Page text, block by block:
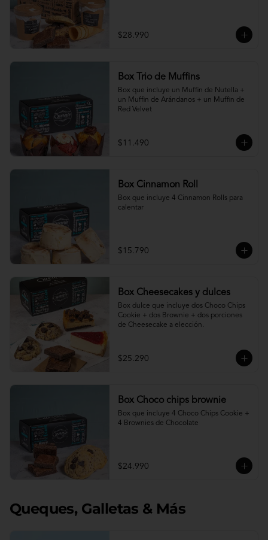
$28.990
Box Trio de Muffins
Box que incluye un Muffin de Nutella +
un Muffin de Arándanos + un Muffin de
Red Velvet
$11.490
Box Cinnamon Roll
Box que incluye 4 Cinnamon Rolls para
calentar
$15.790
Box Cheesecakes y dulces
Box dulce que incluye dos Choco Chips
Cookie + dos Brownie + dos porciones
de Cheesecake a elección.
$25.290
Box Choco chips brownie
Box que incluye 4 Choco Chips Cookie +
4 Brownies de Chocolate
$24.990
Queques, Galletas & Más